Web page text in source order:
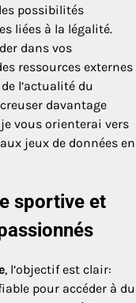
possibilités
liées à la légalité.
dans vos
ressources externes
l’actualité du
davantage
vous orienterai vers
jeux de données en
sportive et
, l’objectif est clair:
pour accéder à du